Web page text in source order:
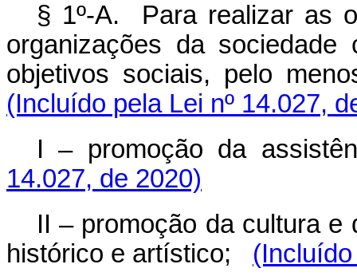
§ 1º-A. Para realizar as
organizações da
objetivos sociais, pelo
(Incluído pela Lei nº 14.027,
I – promoção da
14.027, de 2020)
II – promoção da cultura e
histórico e artístico;